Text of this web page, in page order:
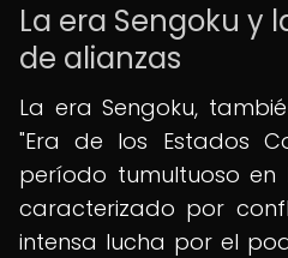
La era Sengoku y
de alianzas
La era Sengoku,
"Era de los Estados
período tumultuoso
caracterizado por
intensa lucha por el